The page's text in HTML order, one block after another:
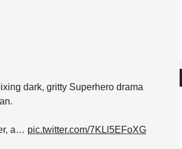
dark, gritty Superhero drama
a… pic.twitter.com/7KLl5EFoXG